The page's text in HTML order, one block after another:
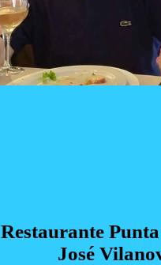
Restaurante
José